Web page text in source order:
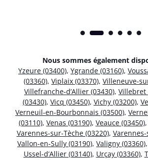
Nous sommes également
Yzeure (03400), Ygrande (03160),
(03360), Viplaix (03370), Villeneuve-
Villefranche-d’Allier (03430), Villebret
(03430), Vicq (03450), Vichy (03200),
Verneuil-en-Bourbonnais (03500),
(03110), Venas (03190), Veauce (03450),
Varennes-sur-Tèche (03220),
Vallon-en-Sully (03190), Valigny (03360),
Ussel-d’Allier (03140), Urçay (03360),